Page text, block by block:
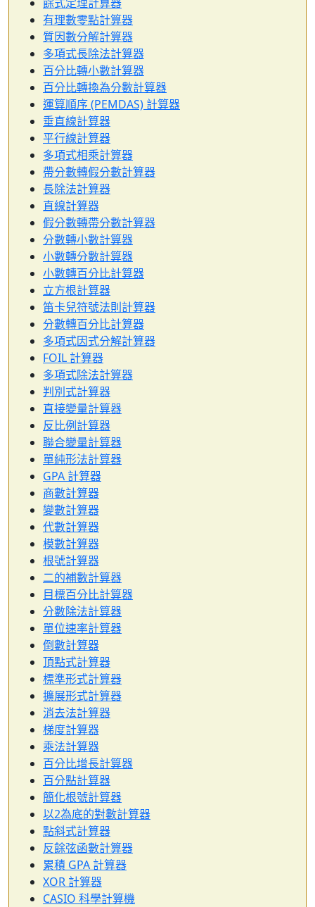
有理數零點計算器
質因數分解計算器
多項式長除法計算器
百分比轉小數計算器
百分比轉換為分數計算器
運算順序 (PEMDAS) 計算器
垂直線計算器
平行線計算器
多項式相乘計算器
帶分數轉假分數計算器
長除法計算器
直線計算器
假分數轉帶分數計算器
分數轉小數計算器
小數轉分數計算器
小數轉百分比計算器
立方根計算器
笛卡兒符號法則計算器
分數轉百分比計算器
多項式因式分解計算器
FOIL 計算器
多項式除法計算器
判別式計算器
直接變量計算器
反比例計算器
聯合變量計算器
單純形法計算器
GPA 計算器
商數計算器
變數計算器
代數計算器
模數計算器
根號計算器
二的補數計算器
目標百分比計算器
分數除法計算器
單位速率計算器
倒數計算器
頂點式計算器
標準形式計算器
擴展形式計算器
消去法計算器
梯度計算器
乘法計算器
百分比增長計算器
百分點計算器
簡化根號計算器
以2為底的對數計算器
點斜式計算器
反餘弦函數計算器
累積 GPA 計算器
XOR 計算器
CASIO 科學計算機